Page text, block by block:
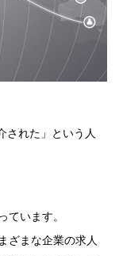
された」という人
ています。
ざまな企業の求人